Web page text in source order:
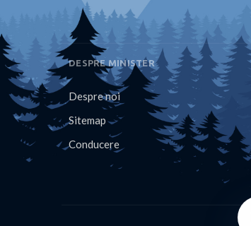
DESPRE MINISTER
Despre noi
Sitemap
Conducere